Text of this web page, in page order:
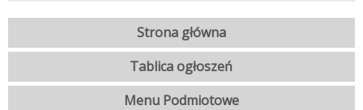
Strona główna
Tablica ogłoszeń
Menu Podmiotowe